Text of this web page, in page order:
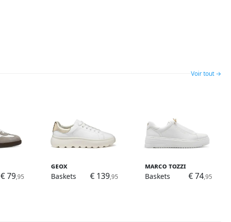
Voir tout →
€ 79,95
Geox
Baskets
€ 139,95
Marco Tozzi
Baskets
€ 74,95